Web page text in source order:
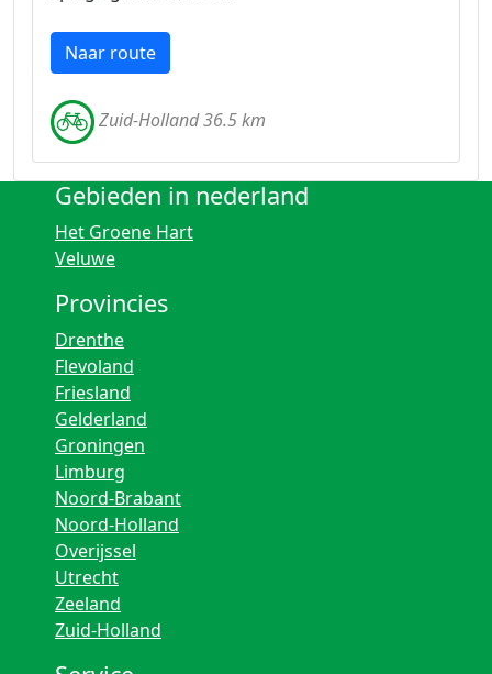
Naar route
Zuid-Holland 36.5 km
Gebieden in nederland
Het Groene Hart
Veluwe
Provincies
Drenthe
Flevoland
Friesland
Gelderland
Groningen
Limburg
Noord-Brabant
Noord-Holland
Overijssel
Utrecht
Zeeland
Zuid-Holland